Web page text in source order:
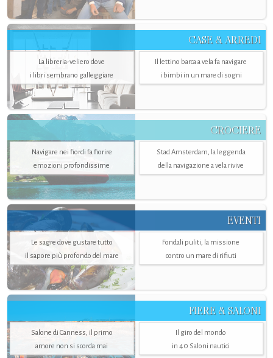
CASE & ARREDI
La libreria-veliero dove
i libri sembrano galleggiare
Il lettino barca a vela fa navigare
i bimbi in un mare di sogni
CROCIERE
Navigare nei fiordi fa fiorire
emozioni profondissime
Stad Amsterdam, la leggenda
della navigazione a vela rivive
EVENTI
Le sagre dove gustare tutto
il sapore più profondo del mare
Fondali puliti, la missione
contro un mare di rifiuti
FIERE & SALONI
Salone di Canness, il primo
amore non si scorda mai
Il giro del mondo
in 40 Saloni nautici